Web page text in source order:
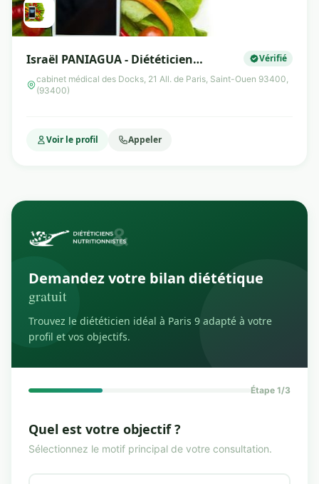
Israël PANIAGUA - Diététicien
nutritionniste
Vérifié
cabinet médical des Docks, 21 All. de Paris, Saint-Ouen 93400,
(93400)
Voir le profil Appeler
Demandez votre bilan diététique
gratuit
Trouvez le diététicien idéal à Paris 9 adapté à votre
profil et vos objectifs.
Étape 1/3
Quel est votre objectif ?
Sélectionnez le motif principal de votre consultation.